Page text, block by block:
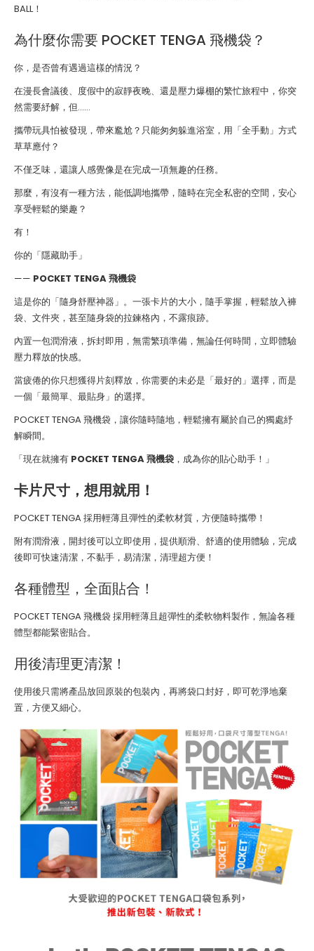
BALL！
為什麼你需要 POCKET TENGA 飛機袋？
你，是否曾有遇過這樣的情況？
在漫長會議後、度假中的寂靜夜晚、還是壓力爆棚的繁忙旅程中，你突
然需要紓解，但……
攜帶玩具怕被發現，帶來尷尬？只能匆匆躲進浴室，用「全手動」方式
草草應付？
不僅乏味，還讓人感覺像是在完成一項無趣的任務。
那麼，有沒有一種方法，能低調地攜帶，隨時在完全私密的空間，安心
享受輕鬆的樂趣？
有！
你的「隱藏助手」
—— POCKET TENGA 飛機袋
這是你的「隨身舒壓神器」。一張卡片的大小，隨手掌握，輕鬆放入褲
袋、文件夾，甚至隨身袋的拉鍊格內，不露痕跡。
內置一包潤滑液，拆封即用，無需繁瑣準備，無論任何時間，立即體驗
壓力釋放的快感。
當疲倦的你只想獲得片刻釋放，你需要的未必是「最好的」選擇，而是
一個「最簡單、最貼身」的選擇。
POCKET TENGA 飛機袋，讓你隨時隨地，輕鬆擁有屬於自己的獨處紓
解瞬間。
「現在就擁有 POCKET TENGA 飛機袋 ，成為你的貼心助手！」
卡片尺寸，想用就用！
POCKET TENGA 採用輕薄且彈性的柔軟材質，方便隨時攜帶！
附有潤滑液，開封後可以立即使用，提供順滑、舒適的使用體驗，完成
後即可快速清潔，不黏手，易清潔，清理超方便！
各種體型，全面貼合！
POCKET TENGA 飛機袋 採用輕薄且超彈性的柔軟物料製作，無論各種
體型都能緊密貼合。
用後清理更清潔！
使用後只需將產品放回原裝的包裝內，再將袋口封好，即可乾淨地棄
置，方便又細心。